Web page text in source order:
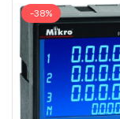
-38%